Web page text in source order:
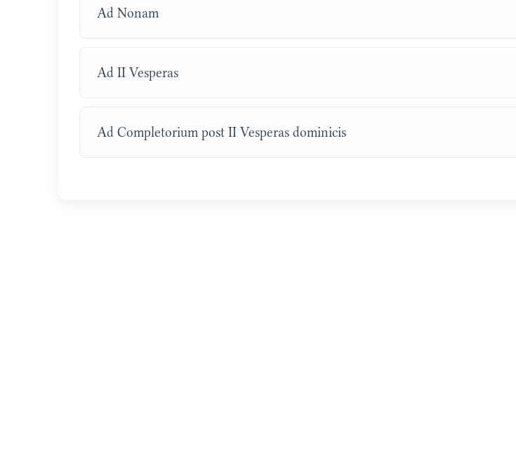
Ad Nonam
Ad II Vesperas
Ad Completorium post II Vesperas dominicis